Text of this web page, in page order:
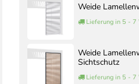
Weide
Lieferung in 5 - 7
Weide
Sichtschutz
Lieferung in 5 - 7